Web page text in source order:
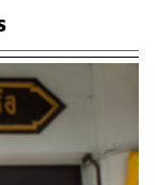
หม ซึ่งออกมา
ไม่ต้องพูดออก
การผลักภาระ
บาลสามารถ
พูดถึงหลัก
บาลมีความมุ่งมั่น